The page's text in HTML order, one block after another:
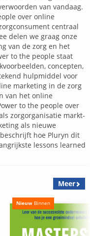
van vandaag.
over online
centraal
delen we graag onze
van de zorg en het
to the people staat
concepten,
hulpmiddel voor
marketing in de zorg
van het online
to the people over
zorgorganisatie markt-
als nieuwe
hoe Pluryn dit
lessons learned
Meer
Nieuw Binnen